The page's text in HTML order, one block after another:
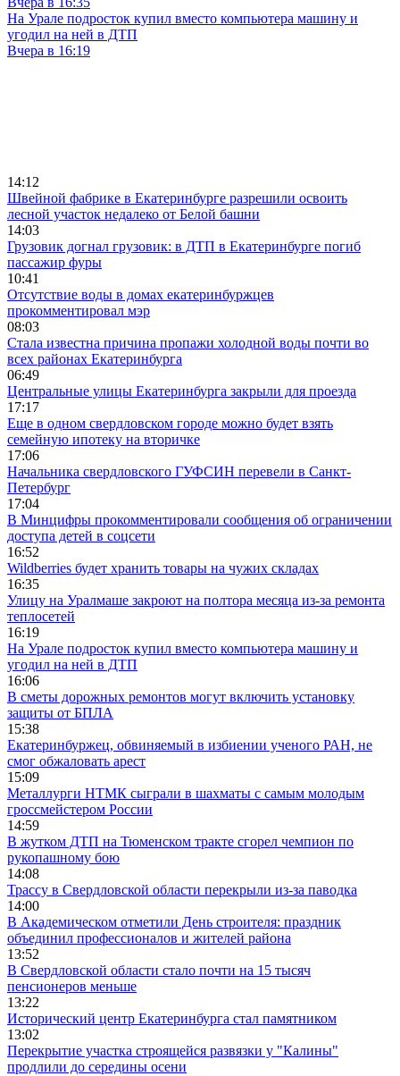
На Урале подросток купил вместо компьютера машину и
угодил на ней в ДТП
Вчера в 16:19
14:12
Швейной фабрике в Екатеринбурге разрешили освоить
лесной участок недалеко от Белой башни
14:03
Грузовик догнал грузовик: в ДТП в Екатеринбурге погиб
пассажир фуры
10:41
Отсутствие воды в домах екатеринбуржцев
прокомментировал мэр
08:03
Стала известна причина пропажи холодной воды почти во
всех районах Екатеринбурга
06:49
Центральные улицы Екатеринбурга закрыли для проезда
17:17
Еще в одном свердловском городе можно будет взять
семейную ипотеку на вторичке
17:06
Начальника свердловского ГУФСИН перевели в Санкт-
Петербург
17:04
В Минцифры прокомментировали сообщения об ограничении
доступа детей в соцсети
16:52
Wildberries будет хранить товары на чужих складах
16:35
Улицу на Уралмаше закроют на полтора месяца из-за ремонта
теплосетей
16:19
На Урале подросток купил вместо компьютера машину и
угодил на ней в ДТП
16:06
В сметы дорожных ремонтов могут включить установку
защиты от БПЛА
15:38
Екатеринбуржец, обвиняемый в избиении ученого РАН, не
смог обжаловать арест
15:09
Металлурги НТМК сыграли в шахматы с самым молодым
гроссмейстером России
14:59
В жутком ДТП на Тюменском тракте сгорел чемпион по
рукопашному бою
14:08
Трассу в Свердловской области перекрыли из-за паводка
14:00
В Академическом отметили День строителя: праздник
объединил профессионалов и жителей района
13:52
В Свердловской области стало почти на 15 тысяч
пенсионеров меньше
13:22
Исторический центр Екатеринбурга стал памятником
13:02
Перекрытие участка строящейся развязки у "Калины"
продлили до середины осени